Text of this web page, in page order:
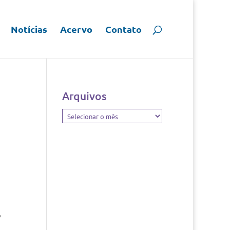
Notícias Acervo Contato
Arquivos
Arquivos